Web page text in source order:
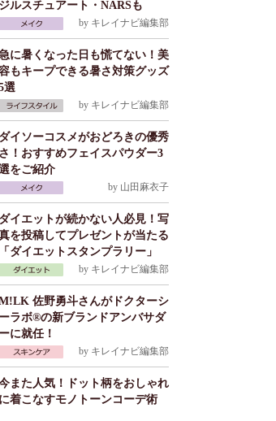
ジルスチュアート・NARSも
by キレイナビ編集部
に暑くなった日も慌てない！美
もキープできる暑さ対策グッズ
選
by キレイナビ編集部
ダイソーコスメがおどろきの優秀
さ！おすすめフェイスパウダー3
をご紹介
by 山田麻衣子
ダイエットが続かない人必見！写
を投稿してプレゼントが当たる
「ダイエットスタンプラリー」
by キレイナビ編集部
佐野勇斗さんがドクターシ
ーラボ®の新ブランドアンバサダ
ーに就任！
by キレイナビ編集部
また人気！ドット柄をおしゃれ
に着こなすモノトーンコーデ術